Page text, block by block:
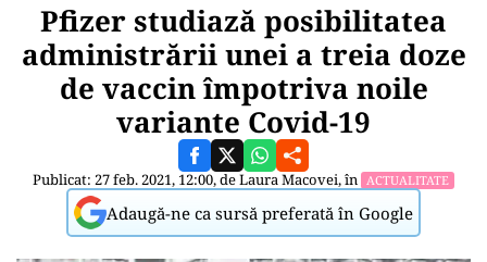
Pfizer studiază posibilitatea
administrării unei a treia doze
de vaccin împotriva noile
variante Covid-19
Publicat: 27 feb. 2021, 12:00, deLaura Macovei, în ACTUALITATE
Adaugă-ne ca sursă preferată în Google